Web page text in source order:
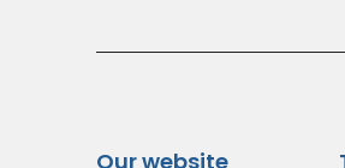
Our website